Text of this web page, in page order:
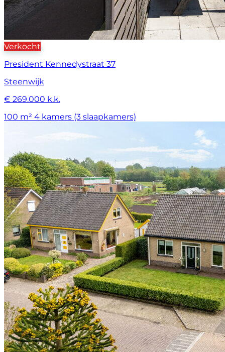
Verkocht
President Kennedystraat 37
Steenwijk
€ 269.000 k.k.
100 m² 4 kamers (3 slaapkamers)